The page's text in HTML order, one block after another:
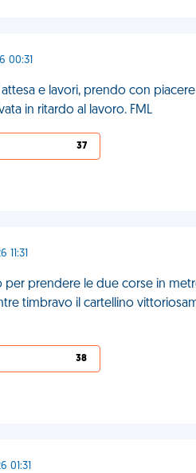
00:31
e lavori, prendo con
in ritardo al lavoro. FML
37
prendere le due corse in
timbravo il cartellino
38
01:31